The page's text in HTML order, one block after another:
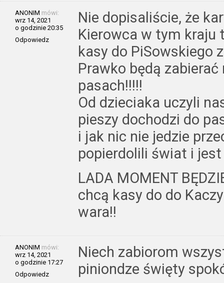
ANONIM mówi:
wrz 14, 2021
o godzinie 20:35
Odpowiedz
Nie dopisaliście, że
Kierowca w tym kraju
kasy do PiSowskiego
Prawko będą
pasach!!!!!
Od dzieciaka uczyli
pieszy dochodzi do
i jak nic nie jedzie
popierdolili świat i
LADA MOMENT
chcą kasy do do
wara!!
ANONIM mówi:
wrz 14, 2021
o godzinie 17:27
Odpowiedz
Niech zabiorom
piniondze święty